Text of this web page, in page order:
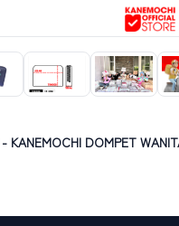
KANEMOCHI DOMPET